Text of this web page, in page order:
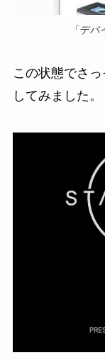
「デ
この状態でさ
してみました。